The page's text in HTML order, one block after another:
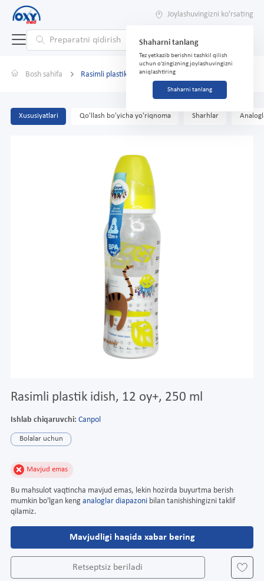
Joylashuvingizni ko'rsating
Shaharni tanlang
Tez yetkazib berishni tashkil qilish
uchun o'zingizning joylashuvingizni
aniqlashtiring
Shaharni tanlang
Bosh sahifa Rasimli plastik idish, 12 oy+, 250 ml
Xususiyatlari Qo'llash bo'yicha yo'riqnoma Sharhlar
Rasimli plastik idish, 12 oy+, 250 ml
Ishlab chiqaruvchi: Canpol
Bolalar uchun
Mavjud emas
Bu mahsulot vaqtincha mavjud emas, lekin hozirda buyurtma berish
mumkin bo'lgan keng analoglar diapazoni bilan tanishishingizni taklif
qilamiz.
Mavjudligi haqida xabar bering
Retseptsiz beriladi